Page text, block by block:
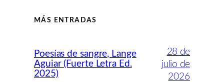
MÁS ENTRADAS
Poesías de sangre, Lange
Aguiar (Fuerte Letra Ed.
2025)
28 de
julio de
2026